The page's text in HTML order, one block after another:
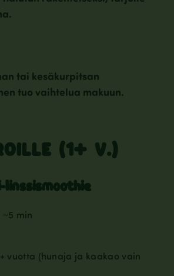
tai kesäkurpitsan
tuo vaihtelua makuun.
(1+ V.)
linssismoothie
~5 min
vuotta (hunaja ja kaakao vain